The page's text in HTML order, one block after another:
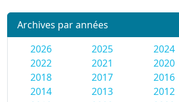
Archives par années
2026
2025 2024
2022
2021 2020
2018
2017 2016
2014
2013 2012